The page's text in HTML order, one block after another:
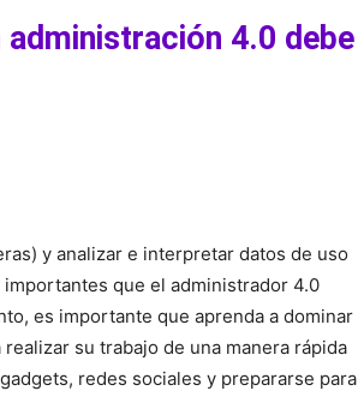
4.0 debe
y analizar e interpretar datos de uso
que el administrador 4.0
es importante que aprenda a dominar
su trabajo de una manera rápida
redes sociales y prepararse para